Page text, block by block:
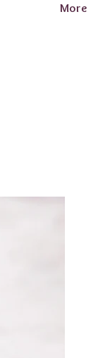
More